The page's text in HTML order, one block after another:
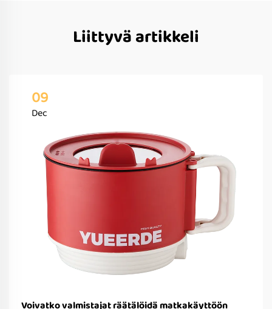
Liittyvä artikkeli
09
Dec
Voivatko valmistajat räätälöidä matkakäyttöön